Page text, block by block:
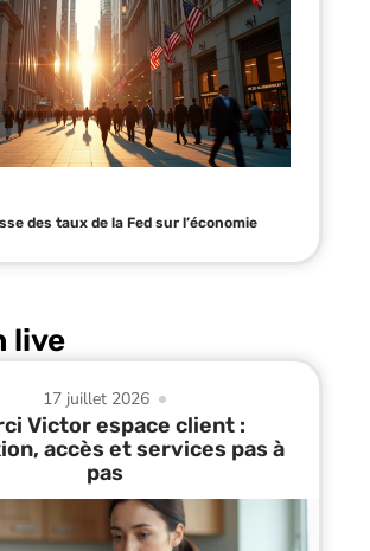
des taux de la Fed sur l’économie
live
17 juillet 2026
Victor espace client :
accès et services pas à
pas